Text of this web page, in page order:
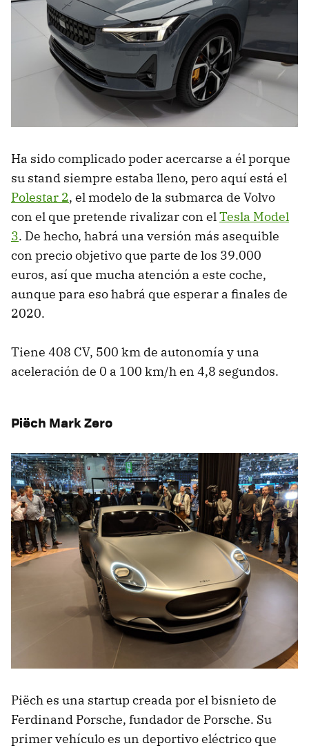
Ha sido complicado poder acercarse a él porque
su stand siempre estaba lleno, pero aquí está el
Polestar 2, el modelo de la submarca de Volvo
con el que pretende rivalizar con elTesla Model
3. De hecho, habrá una versión más asequible
con precio objetivo que parte de los 39.000
euros, así que mucha atención a este coche,
aunque para eso habrá que esperar a finales de
2020.
Tiene 408 CV, 500 km de autonomía y una
aceleración de 0 a 100 km/h en 4,8 segundos.
Piëch Mark Zero
Piëch es una startup creada por el bisnieto de
Ferdinand Porsche, fundador de Porsche. Su
primer vehículo es un deportivo eléctrico que